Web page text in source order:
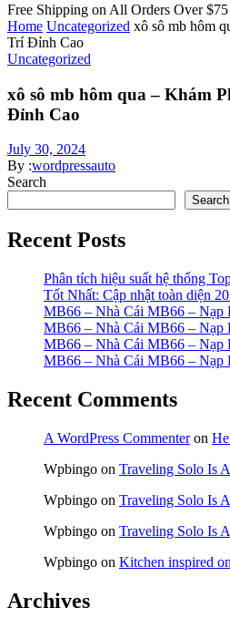
Free Shipping on All Orders Over $75
Home Uncategorized xô sô mb hôm
Trí Đỉnh Cao
Uncategorized
xô sô mb hôm qua – Khám
Đỉnh Cao
July 30, 2024
By :wordpressauto
Search
Search
Recent Posts
Phân tích hiệu suất hệ thống
Tốt Nhất: Cập nhật toàn diện
MB66 – Nhà Cái MB66 – Nạp
MB66 – Nhà Cái MB66 – Nạp
MB66 – Nhà Cái MB66 – Nạp
MB66 – Nhà Cái MB66 – Nạp
Recent Comments
A WordPress Commenteron
Wpbingo on Traveling Solo Is
Wpbingo on Traveling Solo Is
Wpbingo on Traveling Solo Is
Wpbingo on Kitchen inspired
Archives